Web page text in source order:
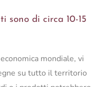
sono di circa 10-15
mondiale, vi
su tutto il territorio